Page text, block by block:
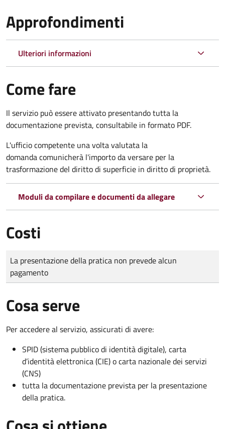
Approfondimenti
Ulteriori informazioni
Come fare
Il servizio può essere attivato presentando tutta la
documentazione prevista, consultabile in formato PDF.
L'ufficio competente una volta valutata la
domanda comunicherà l'importo da versare per la
trasformazione del diritto di superficie in diritto di proprietà.
Moduli da compilare e documenti da allegare
Costi
Tipo di pagamento
Importo
La presentazione della pratica non prevede alcun
pagamento
Cosa serve
Per accedere al servizio, assicurati di avere:
SPID (sistema pubblico di identità digitale), carta
d’identità elettronica (CIE) o carta nazionale dei servizi
(CNS)
tutta la documentazione prevista per la presentazione
della pratica.